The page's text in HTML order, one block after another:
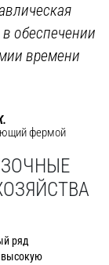
обеспечении
времени
фермой
ряд
высокую